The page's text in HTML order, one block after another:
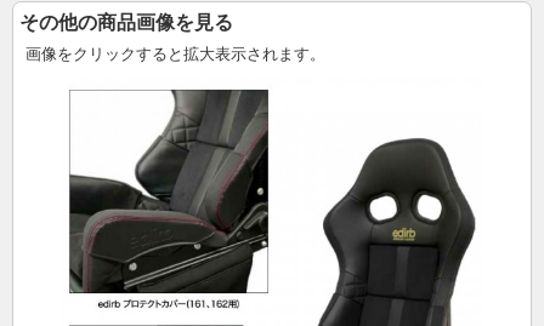
その他の商品画像を見る
画像をクリックすると拡大表示されます。